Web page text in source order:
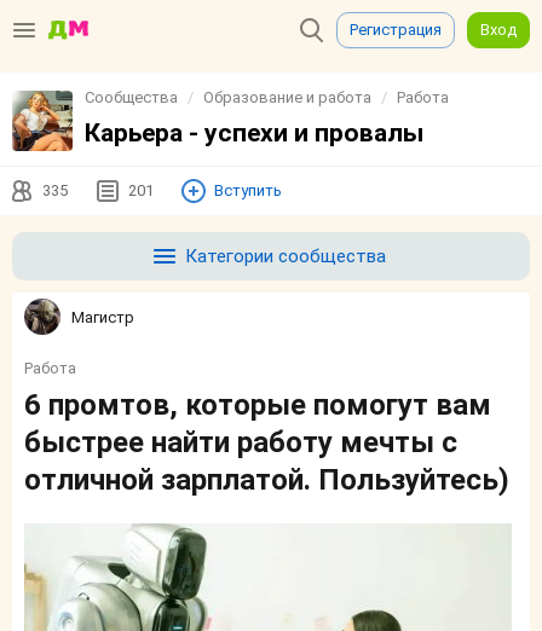
Регистрация Вход
Сообщества Образование и работа Работа
Карьера - успехи и провалы
335 201 Вступить
Категории сообщества
Магистр
Работа
6 промтов, которые помогут вам
быстрее найти работу мечты с
отличной зарплатой. Пользуйтесь)